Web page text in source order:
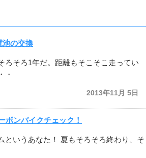
池の交換
ろそろ1年だ。距離もそこそこ走ってい
・
2013年11月 5日
ボンバイクチェック！
というあなた！ 夏もそろそろ終わり、そ